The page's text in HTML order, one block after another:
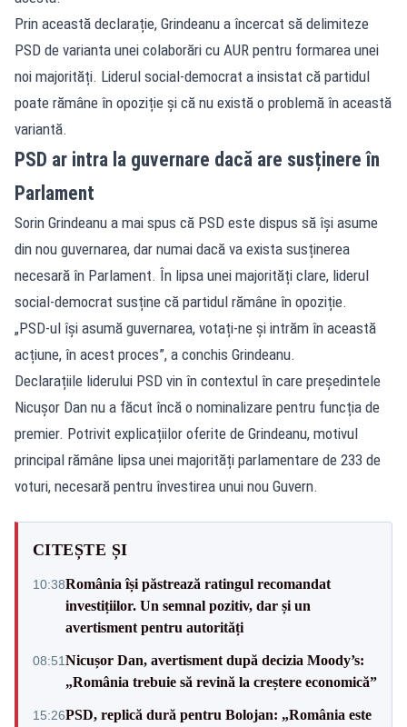
Prin această declarație, Grindeanu a încercat să delimiteze
PSD de varianta unei colaborări cu AUR pentru formarea unei
noi majorități. Liderul social-democrat a insistat că partidul
poate rămâne în opoziție și că nu există o problemă în această
variantă.
PSD ar intra la guvernare dacă are susținere în
Parlament
Sorin Grindeanu a mai spus că PSD este dispus să își asume
din nou guvernarea, dar numai dacă va exista susținerea
necesară în Parlament. În lipsa unei majorități clare, liderul
social-democrat susține că partidul rămâne în opoziție.
„PSD-ul își asumă guvernarea, votați-ne și intrăm în această
acțiune, în acest proces”, a conchis Grindeanu.
Declarațiile liderului PSD vin în contextul în care președintele
Nicușor Dan nu a făcut încă o nominalizare pentru funcția de
premier. Potrivit explicațiilor oferite de Grindeanu, motivul
principal rămâne lipsa unei majorități parlamentare de 233 de
voturi, necesară pentru învestirea unui nou Guvern.
CITEȘTE ȘI
10:38România își păstrează ratingul recomandat
investițiilor. Un semnal pozitiv, dar și un
avertisment pentru autorități
08:51Nicușor Dan, avertisment după decizia Moody’s:
„România trebuie să revină la creștere economică”
15:26PSD, replică dură pentru Bolojan: „România este